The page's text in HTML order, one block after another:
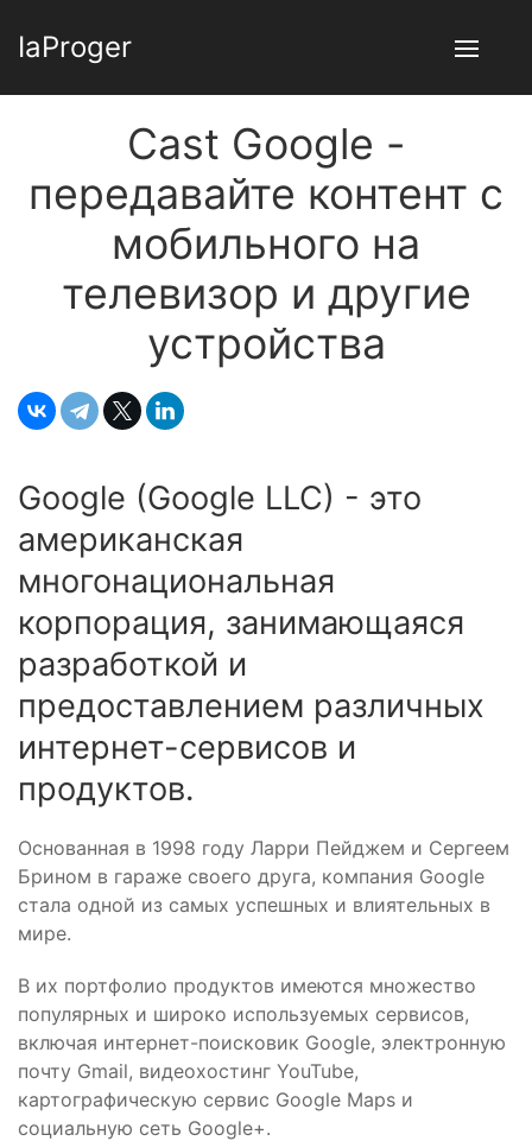
IaProger
Cast Google -
передавайте контент с
мобильного на
телевизор и другие
устройства
Google (Google LLC) - это
американская
многонациональная
корпорация, занимающаяся
разработкой и
предоставлением различных
интернет-сервисов и
продуктов.
Основанная в 1998 году Ларри Пейджем и Сергеем
Брином в гараже своего друга, компания Google
стала одной из самых успешных и влиятельных в
мире.
В их портфолио продуктов имеются множество
популярных и широко используемых сервисов,
включая интернет-поисковик Google, электронную
почту Gmail, видеохостинг YouTube,
картографическую сервис Google Maps и
социальную сеть Google+.